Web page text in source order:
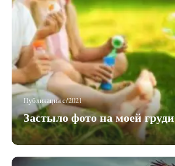
Публикации c/2021
Застыло фото на моей груди